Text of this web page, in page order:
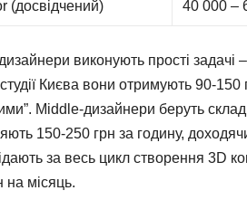
(досвідчений) 40 000 –
виконують прості задачі
Києва вони отримують 90-
Middle-дизайнери беруть
150-250 грн за годину,
за весь цикл створення 3D
на місяць.